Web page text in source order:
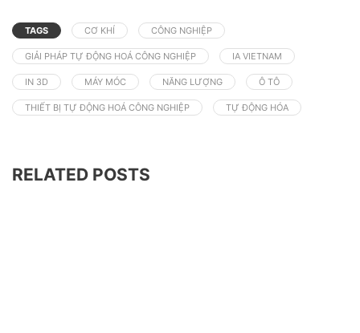
TAGS CƠ KHÍ CÔNG NGHIỆP
GIẢI PHÁP TỰ ĐỘNG HOÁ CÔNG NGHIỆP IA VIETNAM
IN 3D MÁY MÓC NĂNG LƯỢNG Ô TÔ
THIẾT BỊ TỰ ĐỘNG HOÁ CÔNG NGHIỆP TỰ ĐỘNG HÓA
RELATED POSTS